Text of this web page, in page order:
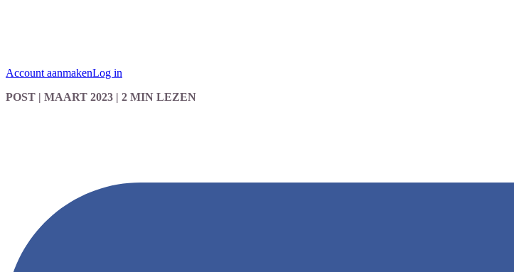
Account aanmakenLog in
POST | MAART 2023 | 2 MIN LEZEN